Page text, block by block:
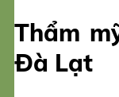
Thẩm
Đà Lạt